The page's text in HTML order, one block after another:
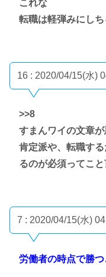
これな
転職は軽弾みにし
16 : 2020/04/15(水)
>>8
すまんワイの文章
肯定派や、転職す
るのが必須ってこ
7 : 2020/04/15(水)
労働者の時点で勝